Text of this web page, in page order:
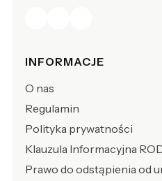
Linki w stopce
INFORMACJE
O nas
Regulamin
Polityka prywatności
Klauzula Informacyjna
Prawo do odstąpienia od